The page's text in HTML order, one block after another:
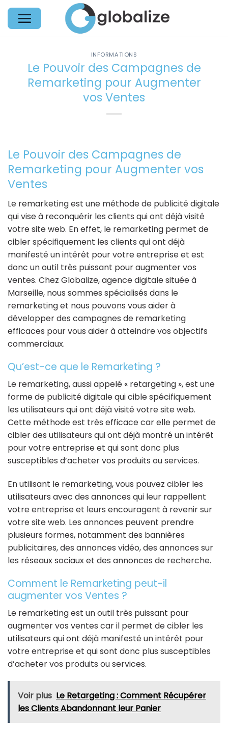
Passer
contenu
INFORMATIONS
Le Pouvoir des Campagnes de
Remarketing pour Augmenter
vos Ventes
Le Pouvoir des Campagnes de
Remarketing pour Augmenter vos
Ventes
Le remarketing est une méthode de publicité digitale
qui vise à reconquérir les clients qui ont déjà visité
votre site web. En effet, le remarketing permet de
cibler spécifiquement les clients qui ont déjà
manifesté un intérêt pour votre entreprise et est
donc un outil très puissant pour augmenter vos
ventes. Chez Globalize, agence digitale située à
Marseille, nous sommes spécialisés dans le
remarketing et nous pouvons vous aider à
développer des campagnes de remarketing
efficaces pour vous aider à atteindre vos objectifs
commerciaux.
Qu’est-ce que le Remarketing ?
Le remarketing, aussi appelé « retargeting », est une
forme de publicité digitale qui cible spécifiquement
les utilisateurs qui ont déjà visité votre site web.
Cette méthode est très efficace car elle permet de
cibler des utilisateurs qui ont déjà montré un intérêt
pour votre entreprise et qui sont donc plus
susceptibles d’acheter vos produits ou services.
En utilisant le remarketing, vous pouvez cibler les
utilisateurs avec des annonces qui leur rappellent
votre entreprise et leurs encouragent à revenir sur
votre site web. Les annonces peuvent prendre
plusieurs formes, notamment des bannières
publicitaires, des annonces vidéo, des annonces sur
les réseaux sociaux et des annonces de recherche.
Comment le Remarketing peut-il
augmenter vos Ventes ?
Le remarketing est un outil très puissant pour
augmenter vos ventes car il permet de cibler les
utilisateurs qui ont déjà manifesté un intérêt pour
votre entreprise et qui sont donc plus susceptibles
d’acheter vos produits ou services.
Voir plus Le Retargeting : Comment Récupérer
les Clients Abandonnant leur Panier